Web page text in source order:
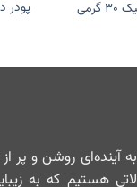
آینده‌ای روشن و پر از
هستیم که به